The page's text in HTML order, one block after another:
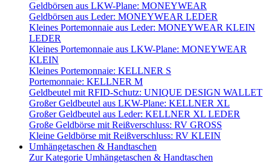
Geldbörsen aus LKW-Plane: MONEYWEAR
Geldbörsen aus Leder: MONEYWEAR LEDER
Kleines Portemonnaie aus Leder: MONEYWEAR KLEIN
LEDER
Kleines Portemonnaie aus LKW-Plane: MONEYWEAR
KLEIN
Kleines Portemonnaie: KELLNER S
Portemonnaie: KELLNER M
Geldbeutel mit RFID-Schutz: UNIQUE DESIGN WALLET
Großer Geldbeutel aus LKW-Plane: KELLNER XL
Großer Geldbeutel aus Leder: KELLNER XL LEDER
Große Geldbörse mit Reißverschluss: RV GROSS
Kleine Geldbörse mit Reißverschluss: RV KLEIN
Umhängetaschen & Handtaschen
Zur Kategorie Umhängetaschen & Handtaschen